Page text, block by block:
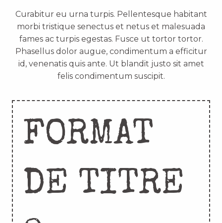
Curabitur eu urna turpis. Pellentesque habitant
morbi tristique senectus et netus et malesuada
fames ac turpis egestas. Fusce ut tortor tortor.
Phasellus dolor augue, condimentum a efficitur
id, venenatis quis ante. Ut blandit justo sit amet
felis condimentum suscipit.
FORMAT
DE TITRE